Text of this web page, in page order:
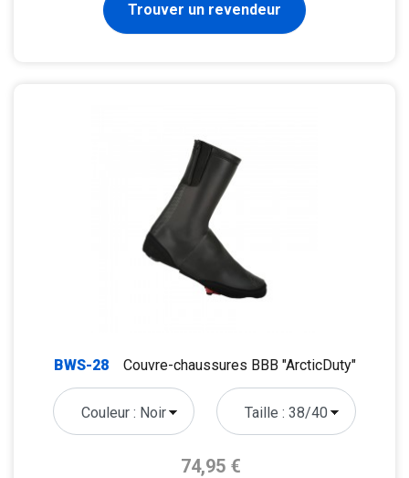
Trouver un revendeur
BWS-28 Couvre-chaussures BBB "ArcticDuty"
Prix de base
74,95 €